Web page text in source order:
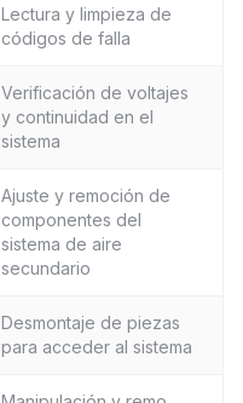
Lectura y limpieza de
códigos de falla
Verificación de voltajes
y continuidad en el
sistema
Ajuste y remoción de
componentes del
sistema de aire
secundario
Desmontaje de piezas
para acceder al sistema